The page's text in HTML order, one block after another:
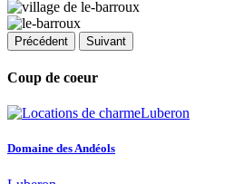
Précédent Suivant
Coup de coeur
Domaine des Andéols